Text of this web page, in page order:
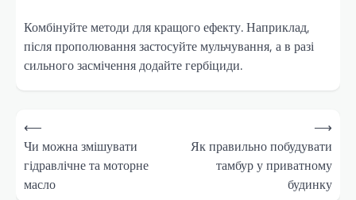
Комбінуйте методи для кращого ефекту. Наприклад,
після прополювання застосуйте мульчування, а в разі
сильного засмічення додайте гербіциди.
Навігація
записів
⟵
Чи можна змішувати
гідравлічне та моторне
масло
Як правильно побудувати
тамбур у приватному
будинку
⟶